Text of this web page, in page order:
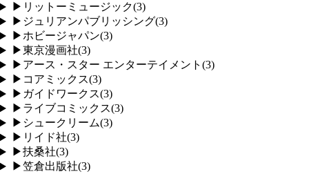
▶ リットーミュージック(3)
▶ ジュリアンパブリッシング(3)
▶ ホビージャパン(3)
▶東京漫画社(3)
▶ アース・スター エンターテイメント (3)
▶ コアミックス(3)
▶ ガイドワークス(3)
▶ ライブコミックス(3)
▶ シュークリーム(3)
▶ リイド社(3)
▶扶桑社(3)
▶笠倉出版社(3)